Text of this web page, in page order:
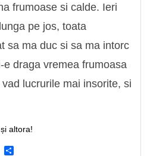
frumoase si calde. Ieri
pe jos, toata
sa ma duc si sa ma intorc
draga vremea frumoasa
lucrurile mai insorite, si
altora!
Copy